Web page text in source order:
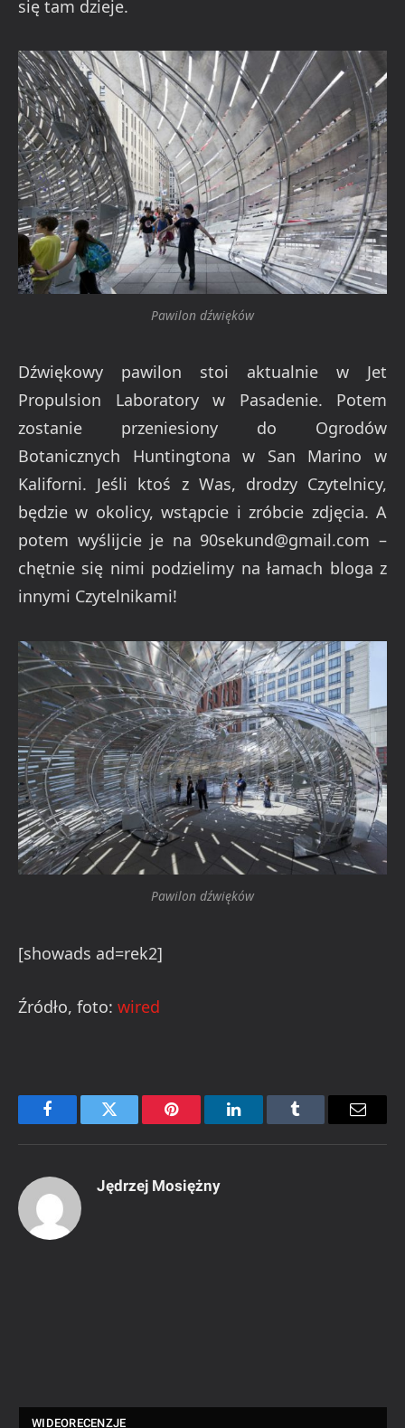
się tam dzieje.
Pawilon dźwięków
Dźwiękowy pawilon stoi aktualnie w Jet
Propulsion Laboratory w Pasadenie. Potem
zostanie przeniesiony do Ogrodów
Botanicznych Huntingtona w San Marino w
Kaliforni. Jeśli ktoś z Was, drodzy Czytelnicy,
będzie w okolicy, wstąpcie i zróbcie zdjęcia. A
potem wyślijcie je na 90sekund@gmail.com –
chętnie się nimi podzielimy na łamach bloga z
innymi Czytelnikami!
Pawilon dźwięków
[showads ad=rek2]
Źródło, foto: wired
FacebookTwitter Pinterest LinkedInTumblr Email
Jędrzej Mosiężny
WIDEORECENZJE